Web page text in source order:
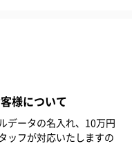
の生地に、チョコレー
さらにその上に、職人が1
#就職祝い
下男性 #弟 #兄
様について
データの名入れ、10万円
ッフが対応いたしますの